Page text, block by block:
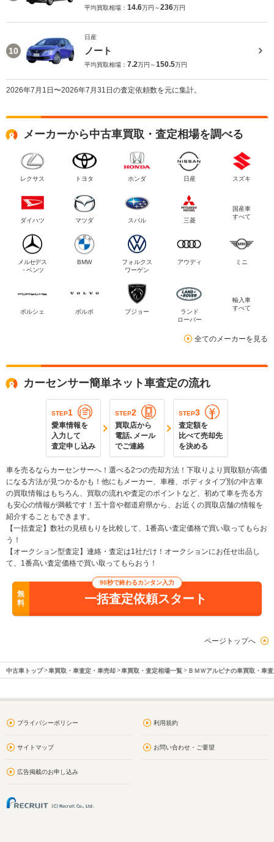
平均買取相場： 14.6万円～236万円
10
日産
ノート
平均買取相場： 7.2万円～150.5万円
2026年7月1日〜2026年7月31日の査定依頼数を元に集計。
メーカーから中古車買取・査定相場を調べる
レクサス トヨタ ホンダ 日産 スズキ
ダイハツ マツダ スバル 三菱
国産車
すべて
メルセデス
・ベンツ
BMW
フォルクス
ワーゲン
アウディ ミニ
ポルシェ ボルボ プジョー
ランド
ローバー
輸入車
すべて
全てのメーカーを見る
カーセンサー簡単ネット車査定の流れ
STEP1
愛車情報を
入力して
査定申し込み
STEP2
買取店から
電話､メール
でご連絡
STEP3
査定額を
比べて売却先
を決める
車を売るならカーセンサーへ！選べる2つの売却方法！下取りより買取額が高価
になる方法が見つかるかも！他にもメーカー、車種、ボディタイプ別の中古車
の買取情報はもちろん、買取の流れや査定のポイントなど、初めて車を売る方
も安心の情報が満載です！五十音や都道府県から、お近くの買取店舗の情報を
紹介することもできます。
【一括査定】数社の見積もりを比較して、1番高い査定価格で買い取ってもらお
う！
【オークション型査定】連絡・査定は1社だけ！オークションにお任せ出品し
て、1番高い査定価格で買い取ってもらおう！
無
料
90秒で終わるカンタン入力
一括査定依頼スタート
ページトップへ
中古車トップ 車買取・車査定・車売却 車買取・査定相場一覧 ＢＭＷアルピナの車買取・車
プライバシーポリシー 利用規約
サイトマップ お問い合わせ・ご要望
広告掲載のお申し込み